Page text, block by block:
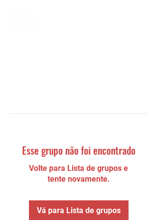
Esse grupo não foi encontrado
Volte para Lista de grupos e
tente novamente.
Vá para Lista de grupos